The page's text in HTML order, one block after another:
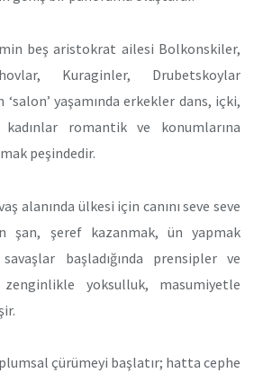
beş aristokrat ailesi Bolkonskiler,
Kuraginler, Drubetskoylar
‘salon’ yaşamında erkekler dans, içki,
kadınlar romantik ve konumlarına
peşindedir.
alanında ülkesi için canını seve seve
şan, şeref kazanmak, ün yapmak
başladığında prensipler ve
yoksulluk, masumiyetle
çürümeyi başlatır; hatta cephe